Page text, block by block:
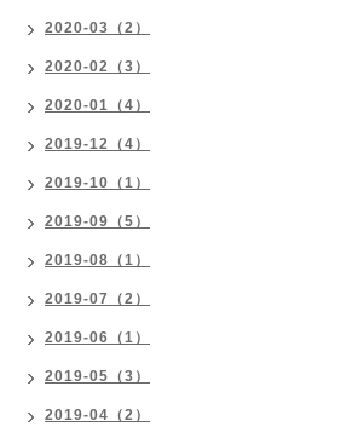
2020-03（2）
2020-02（3）
2020-01（4）
2019-12（4）
2019-10（1）
2019-09（5）
2019-08（1）
2019-07（2）
2019-06（1）
2019-05（3）
2019-04（2）